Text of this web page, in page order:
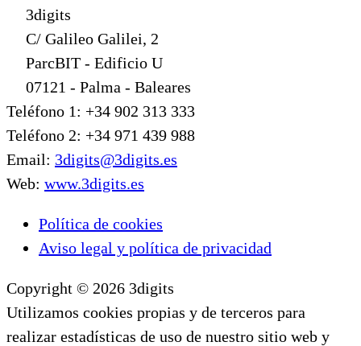
3digits
C/ Galileo Galilei, 2
ParcBIT - Edificio U
07121 - Palma - Baleares
Teléfono 1: +34 902 313 333
Teléfono 2: +34 971 439 988
Email: 3digits@3digits.es
Web: www.3digits.es
Política de cookies
Aviso legal y política de privacidad
Copyright © 2026 3digits
Utilizamos cookies propias y de terceros para
realizar estadísticas de uso de nuestro sitio web y